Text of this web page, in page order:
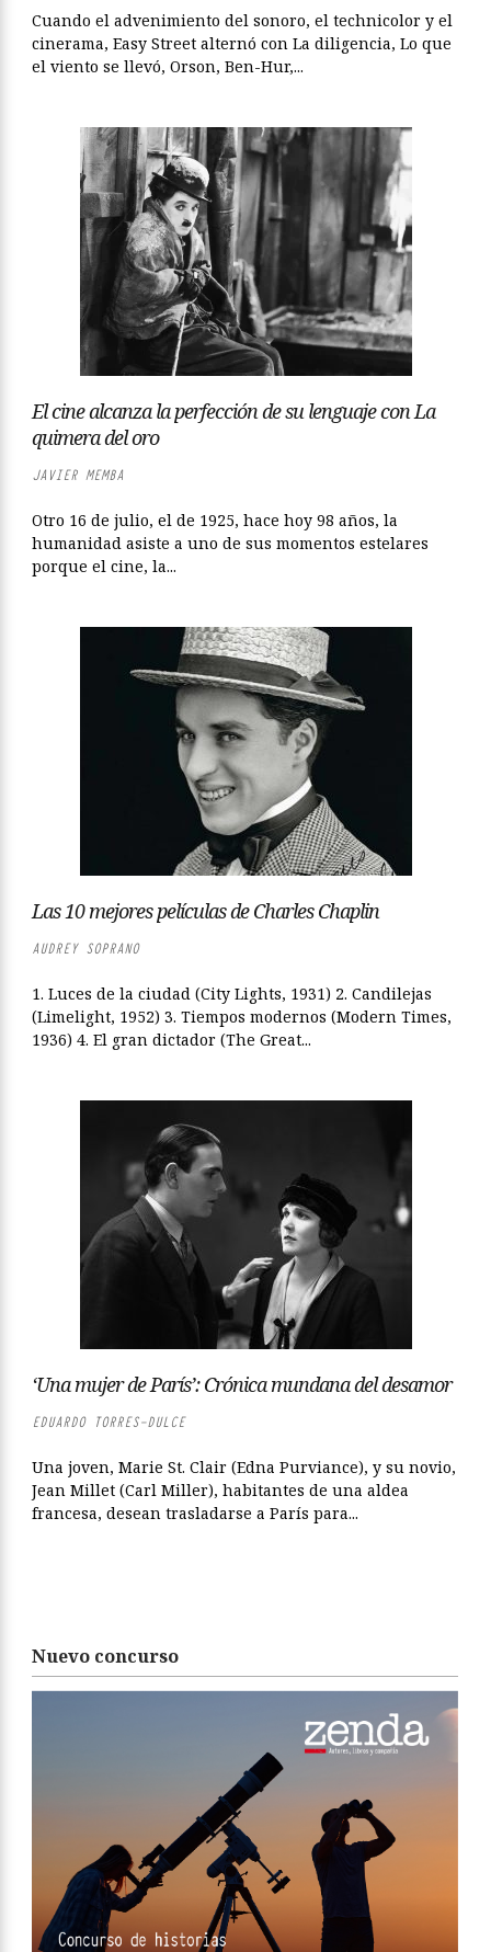
Cuando el advenimiento del sonoro, el technicolor y el
cinerama, Easy Street alternó con La diligencia, Lo que
el viento se llevó, Orson, Ben-Hur,...
El cine alcanza la perfección de su lenguaje con La
quimera del oro
JAVIER MEMBA
Otro 16 de julio, el de 1925, hace hoy 98 años, la
humanidad asiste a uno de sus momentos estelares
porque el cine, la...
Las 10 mejores películas de Charles Chaplin
AUDREY SOPRANO
1. Luces de la ciudad (City Lights, 1931) 2. Candilejas
(Limelight, 1952) 3. Tiempos modernos (Modern Times,
1936) 4. El gran dictador (The Great...
‘Una mujer de París’: Crónica mundana del desamor
EDUARDO TORRES-DULCE
Una joven, Marie St. Clair (Edna Purviance), y su novio,
Jean Millet (Carl Miller), habitantes de una aldea
francesa, desean trasladarse a París para...
Nuevo concurso